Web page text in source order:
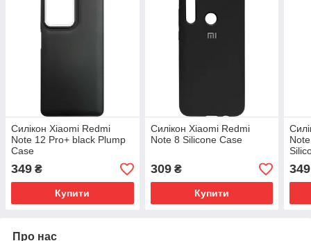
Силікон Xiaomi Redmi
Note 12 Pro+ black Plump
Case
349 ₴
Купити
Силікон Xiaomi Redmi
Note 8 Silicone Case
309₴
Купити
349
Про нас